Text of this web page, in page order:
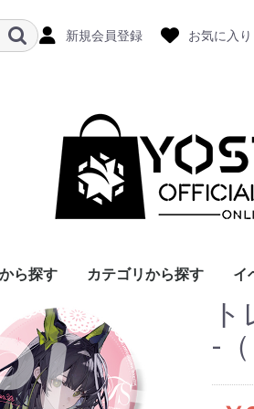
新規会員登録 お気に入り
ら探す カテゴリから探す イ
-